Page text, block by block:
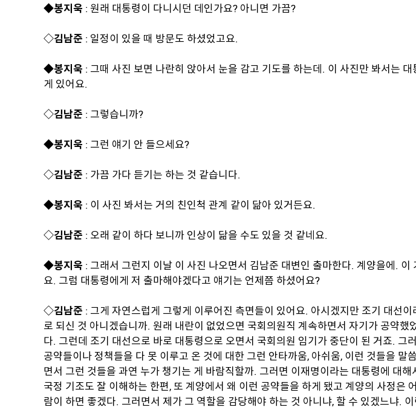
◆봉지욱 : 원래 대통령이 다니시던 데인가요? 아니면 가끔?
◇김남준 : 일정이 있을 때 방문도 하셨었고요.
◆봉지욱 : 그때 사진 보면 나란히 앉아서 눈을 감고 기도를 하는데. 이 사진만 봐서는
게 있어요.
◇김남준 : 그렇습니까?
◆봉지욱 : 그런 얘기 안 들으세요?
◇김남준 : 가끔 가다 듣기는 하는 것 같습니다.
◆봉지욱 : 이 사진 봐서는 거의 친인척 관계 같이 닮아 있거든요.
◇김남준 : 오래 같이 하다 보니까 인상이 닮을 수도 있을 것 같네요.
◆봉지욱 : 그래서 그런지 이날 이 사진 나오면서 김남준 대변인 출마한다. 계양을에. 이
요. 그럼 대통령에게 저 출마해야겠다고 얘기는 언제쯤 하셨어요?
◇김남준 : 그게 자연스럽게 그렇게 이루어진 측면들이 있어요. 아시겠지만 조기 대선
로 되신 것 아니겠습니까. 원래 내란이 없었으면 국회의원직 계속하면서 자기가 공약했
다. 그런데 조기 대선으로 바로 대통령으로 오면서 국회의원 임기가 중단이 된 거죠. 그
공약들이나 정책들을 다 못 이루고 온 것에 대한 그런 안타까움, 아쉬움, 이런 것들을 말
면서 그런 것들을 과연 누가 챙기는 게 바람직할까. 그러면 이재명이라는 대통령에 대해
국정 기조도 잘 이해하는 한편, 또 계양에서 왜 이런 공약들을 하게 됐고 계양의 사정은
람이 하면 좋겠다. 그러면서 제가 그 역할을 감당해야 하는 것 아니냐, 할 수 있겠느냐.